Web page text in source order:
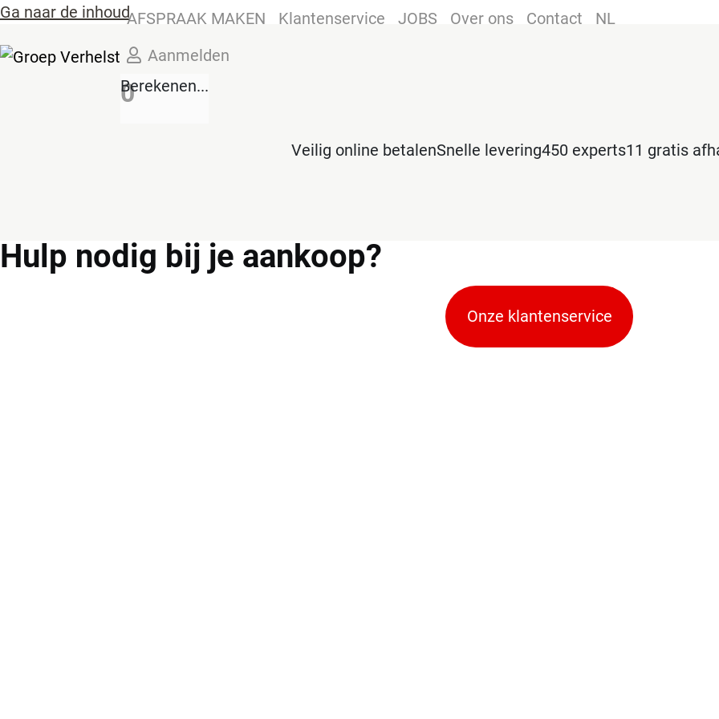
Ga naar de inhoudAFSPRAAK MAKEN Klantenservice JOBS Over ons Contact
NL
Aanmelden
0
Berekenen...
Veilig online betalenSnelle levering450 experts11 gratis
Hulp nodig bij je aankoop?
Onze klantenservice